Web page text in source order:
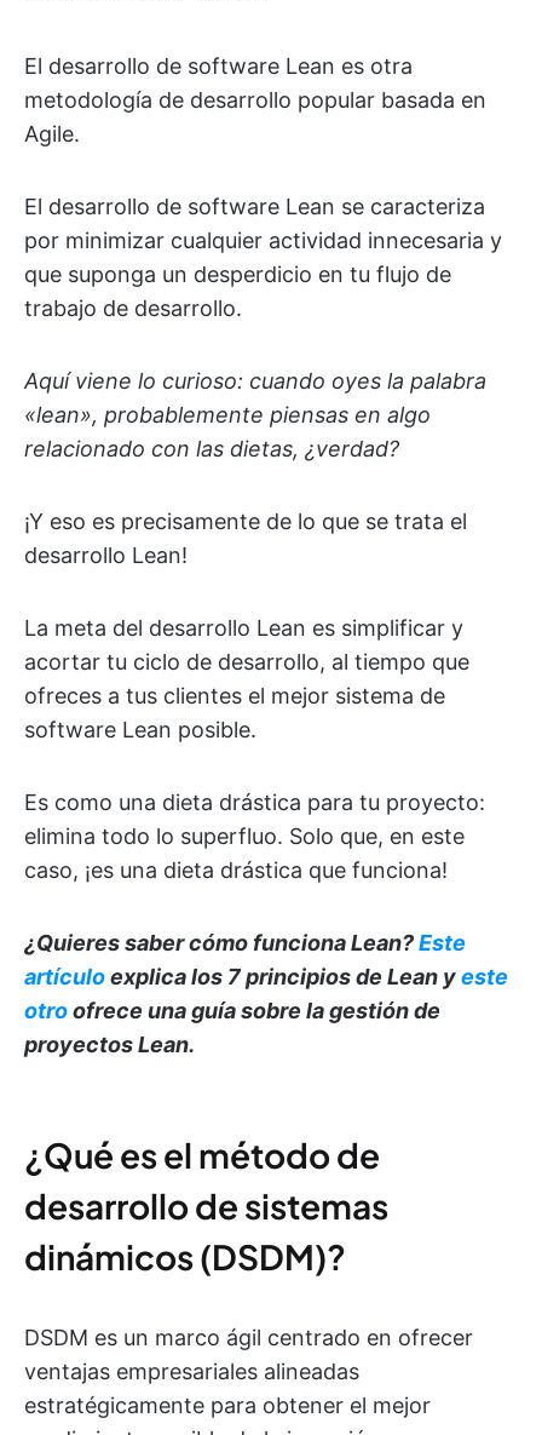
El desarrollo de software Lean es otra
metodología de desarrollo popular basada en
Agile.
El desarrollo de software Lean se caracteriza
por minimizar cualquier actividad innecesaria y
que suponga un desperdicio en tu flujo de
trabajo de desarrollo.
Aquí viene lo curioso: cuando oyes la palabra
«lean», probablemente piensas en algo
relacionado con las dietas, ¿verdad?
¡Y eso es precisamente de lo que se trata el
desarrollo Lean!
La meta del desarrollo Lean es simplificar y
acortar tu ciclo de desarrollo, al tiempo que
ofreces a tus clientes el mejor sistema de
software Lean posible.
Es como una dieta drástica para tu proyecto:
elimina todo lo superfluo. Solo que, en este
caso, ¡es una dieta drástica que funciona!
¿Quieres saber cómo funciona Lean?Este
artículoexplica los 7 principios de Lean yeste
otroofrece una guía sobre la gestión de
proyectos Lean.
¿Qué es el método de
desarrollo de sistemas
dinámicos (DSDM)?
DSDM es un marco ágil centrado en ofrecer
ventajas empresariales alineadas
estratégicamente para obtener el mejor